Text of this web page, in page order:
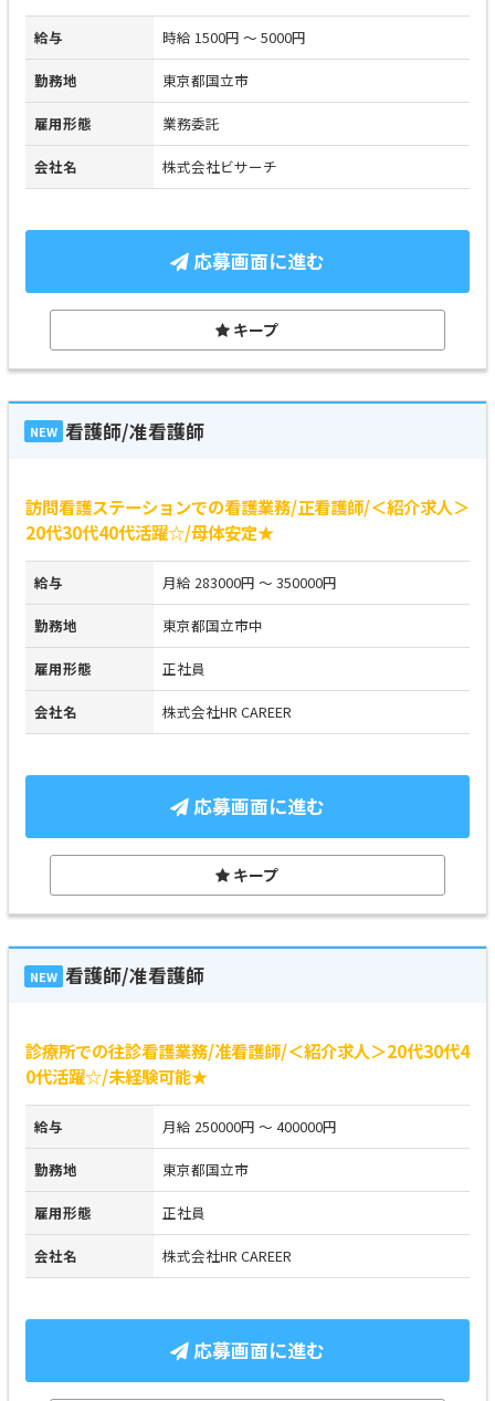
給与 時給 1500円 ～ 5000円
勤務地 東京都国立市
雇用形態 業務委託
会社名 株式会社ビサーチ
応募画面に進む
キープ
NEW 看護師/准看護師
訪問看護ステーションでの看護業務/正看護師/＜紹介求人＞
20代30代40代活躍☆/母体安定★
給与 月給 283000円 ～ 350000円
勤務地 東京都国立市中
雇用形態 正社員
会社名 株式会社HR CAREER
応募画面に進む
キープ
NEW 看護師/准看護師
診療所での往診看護業務/准看護師/＜紹介求人＞20代30代4
0代活躍☆/未経験可能★
給与 月給 250000円 ～ 400000円
勤務地 東京都国立市
雇用形態 正社員
会社名 株式会社HR CAREER
応募画面に進む